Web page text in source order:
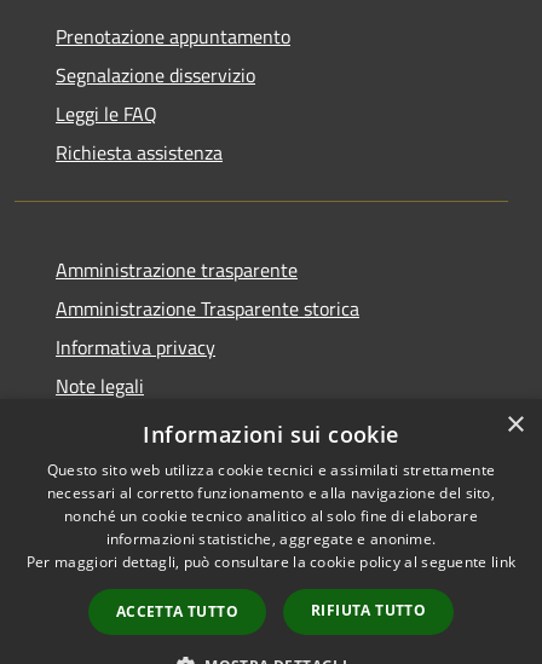
Prenotazione appuntamento
Segnalazione disservizio
Leggi le FAQ
Richiesta assistenza
Amministrazione trasparente
Amministrazione Trasparente storica
Informativa privacy
Note legali
Dichiarazione di accessibilità
Accessibilità
Copyright © 2026 • Comune di
Vico del Gargano • Powered by
Municipium•
Accesso
redazione
×
Informazioni sui cookie
Questo sito web utilizza cookie tecnici e assimilati strettamente
necessari al corretto funzionamento e alla navigazione del sito,
nonché un cookie tecnico analitico al solo fine di elaborare
informazioni statistiche, aggregate e anonime.
Per maggiori dettagli, può consultare la cookie policy al seguente link
ACCETTA TUTTO RIFIUTA TUTTO